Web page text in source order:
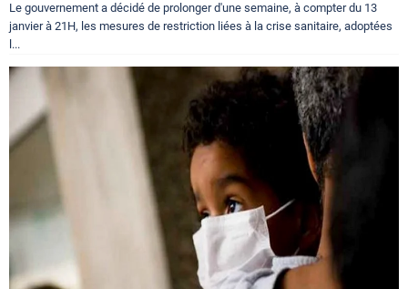
Le gouvernement a décidé de prolonger d'une semaine, à compter du 13
janvier à 21H, les mesures de restriction liées à la crise sanitaire, adoptées
l...